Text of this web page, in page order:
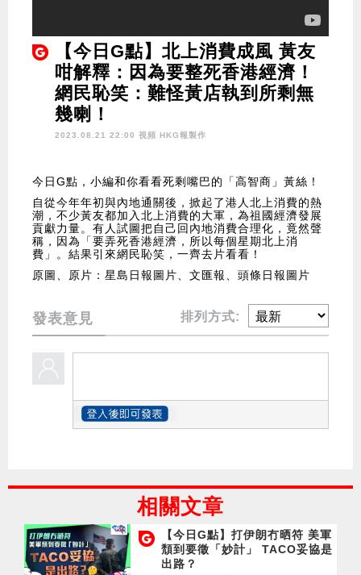
【今日G點】北上消費成風 黃友
咁解釋：因為要整死香港經濟！
網民恥笑：難怪黃店執到所剩無
幾喇！
2023.08.21 22:00 視頻 HKG報製作
今日G點，小編和你看看死剩嘴巴的「高智商」黃絲！
自從今年年初與內地通關後，掀起了港人北上消費的熱
潮，不少黃友都加入北上消費的大軍，為祖國經濟發展
貢獻力量。有人試圖把自己回內地消費合理化，竟然聲
稱，因為「要弄死香港經濟，所以每個星期北上消
費」。結果引來網民恥笑，一齊去片看看！
原圖、原片：星島日報圖片、文匯報、頭條日報圖片
發表意見 排列方式:
相關文章
【今日G點】打伊朗冇晒符 美軍
頹到要徵「妙計」 TACO妥協是
出路？